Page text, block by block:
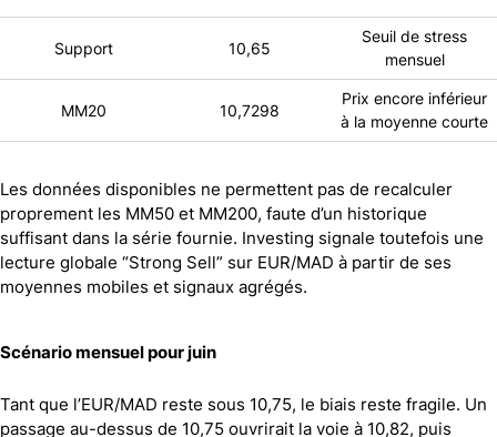
Support 10,65
Seuil de stress
mensuel
MM20 10,7298
Prix encore inférieur
à la moyenne courte
Les données disponibles ne permettent pas de recalculer
proprement les MM50 et MM200, faute d’un historique
suffisant dans la série fournie. Investing signale toutefois une
lecture globale “Strong Sell” sur EUR/MAD à partir de ses
moyennes mobiles et signaux agrégés.
Scénario mensuel pour juin
Tant que l’EUR/MAD reste sous 10,75, le biais reste fragile. Un
passage au-dessus de 10,75 ouvrirait la voie à 10,82, puis